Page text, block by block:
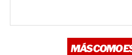
MÁS COMO